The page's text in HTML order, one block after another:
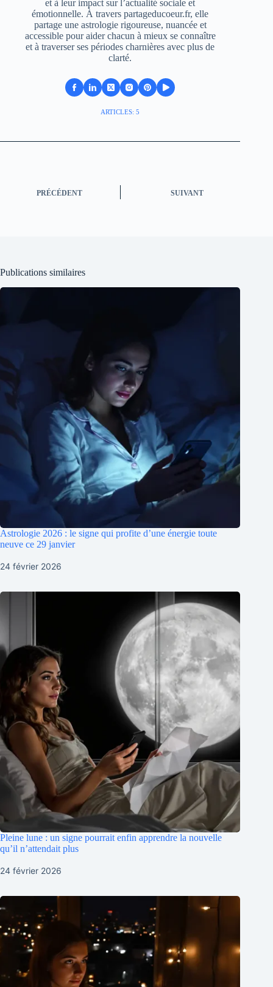
et à leur impact sur l’actualité sociale et
émotionnelle. À travers partageducoeur.fr, elle
partage une astrologie rigoureuse, nuancée et
accessible pour aider chacun à mieux se connaître
et à traverser ses périodes charnières avec plus de
clarté.
ARTICLES: 5
PRÉCÉDENT SUIVANT
Publications similaires
Astrologie 2026 : le signe qui profite d’une énergie toute
neuve ce 29 janvier
24 février 2026
Pleine lune : un signe pourrait enfin apprendre la nouvelle
qu’il n’attendait plus
24 février 2026